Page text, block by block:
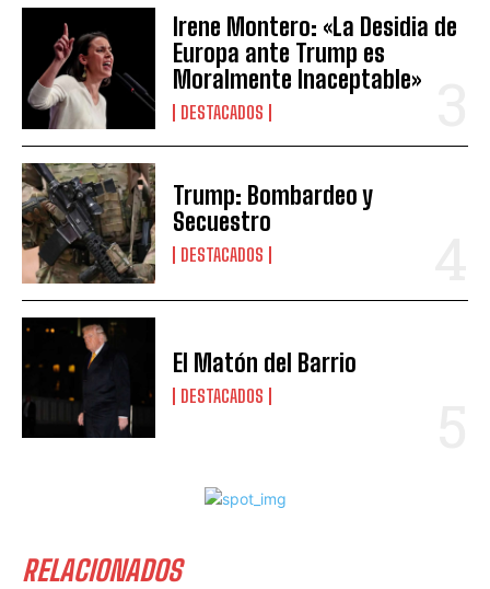
Irene Montero: «La Desidia de
Europa ante Trump es
Moralmente Inaceptable»
DESTACADOS
Trump: Bombardeo y
Secuestro
DESTACADOS
El Matón del Barrio
DESTACADOS
RELACIONADOS